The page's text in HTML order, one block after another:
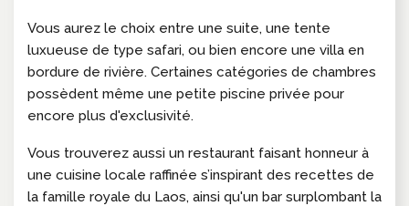
Vous aurez le choix entre une suite, une tente
luxueuse de type safari, ou bien encore une villa en
bordure de rivière. Certaines catégories de chambres
possèdent même une petite piscine privée pour
encore plus d'exclusivité.
Vous trouverez aussi un restaurant faisant honneur à
une cuisine locale raffinée s’inspirant des recettes de
la famille royale du Laos, ainsi qu'un bar surplombant la